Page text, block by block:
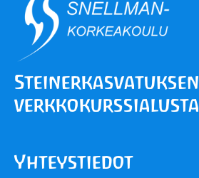
Steiner­kasvatuksen
verkko­kurssialusta
Yhteystiedot